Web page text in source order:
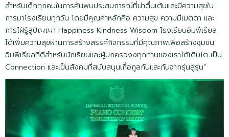
สำหรับเด็กทุกคนในการค้นพบประสบการณ์ที่น่าตื่นเต้นและมีความสุขใน
การมาโรงเรียนทุกวัน โดยมีคุณค่าหลักคือ ความสุข ความมีเมตตา และ
การไฝ่รู้สู่ปัญญา Happiness Kindness Wisdom โรงเรียนอิมพีเรียล
ได้เพิ่มความสุขผ่านการสร้างสรรค์กิจกรรมที่มีคุณภาพเพื่อสร้างชุมชน
อิมพีเรียลที่ดีสำหรับนักเรียนและผู้ปกครองงทุกท่านของเราได้เติบโต เป็น
Connection และเป็นสังคมที่สนับสนุนเกื้อกูลกันและกันจากรุ่นสู่รุ่น”